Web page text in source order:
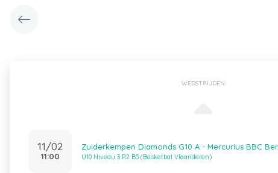
WEDSTRIJDEN
11/02
11:00
Zuiderkempen Diamonds G10 A - Mercurius BBC
U10 Niveau 3 R2 B5 (Basketbal Vlaanderen)